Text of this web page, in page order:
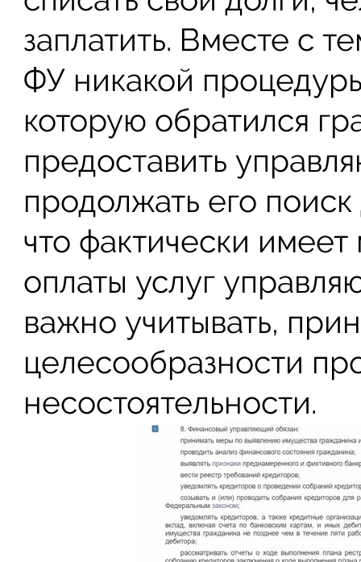
заплатить. Вместе с
ФУ никакой
которую обратился
предоставить
продолжать его
что фактически
оплаты услуг
важно учитывать,
целесообразности
несостоятельности.